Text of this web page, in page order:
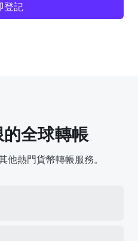
登記
全球轉帳
熱門貨幣轉帳服務。